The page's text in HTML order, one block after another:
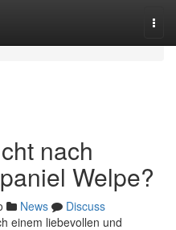
nach
Welpe?
News
Discuss
einem liebevollen und